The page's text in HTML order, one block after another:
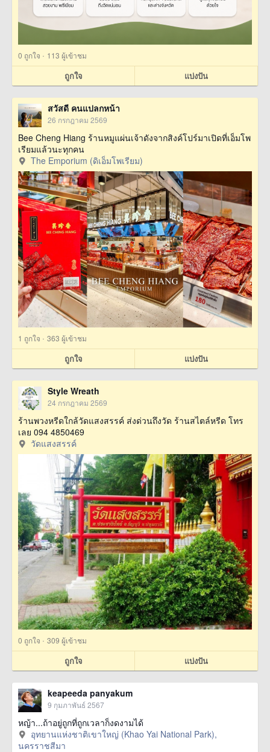
0 ถูกใจ · 113 ผู้เข้าชม
ถูกใจ แบ่งปัน
สวัสดี คนแปลกหน้า
26 กรกฎาคม 2569
Bee Cheng Hiang ร้านหมูแผ่นเจ้าดังจากสิงค์โปร์มาเปิดที่เอ็มโพ
เรียมแล้วนะทุกคน
The Emporium (ดิเอ็มโพเรียม)
1 ถูกใจ · 363 ผู้เข้าชม
ถูกใจ แบ่งปัน
Style Wreath
24 กรกฎาคม 2569
ร้านพวงหรีดใกล้วัดแสงสรรค์ ส่งด่วนถึงวัด ร้านสไตล์หรีด โทร
เลย 094 4850469
วัดแสงสรรค์
0 ถูกใจ · 309 ผู้เข้าชม
ถูกใจ แบ่งปัน
keapeeda panyakum
9 กุมภาพันธ์ 2567
หญ้า...ถ้าอยู่ถูกที่ถูกเวลาก็งดงามได้
อุทยานแห่งชาติเขาใหญ่ (Khao Yai National Park),
นครราชสีมา